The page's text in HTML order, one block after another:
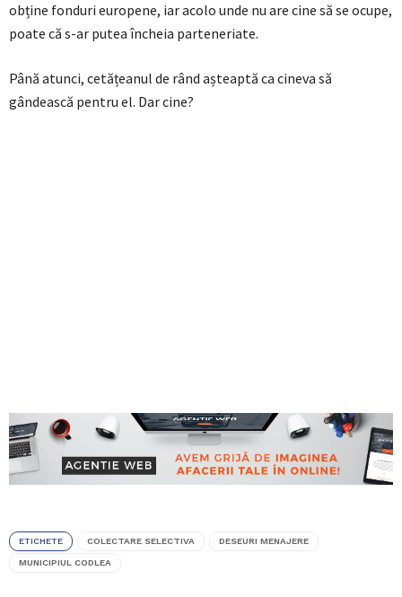
obține fonduri europene, iar acolo unde nu are cine să se ocupe,
poate că s-ar putea încheia parteneriate.
Până atunci, cetățeanul de rând așteaptă ca cineva să
gândească pentru el. Dar cine?
ETICHETE COLECTARE SELECTIVA DESEURI MENAJERE
MUNICIPIUL CODLEA